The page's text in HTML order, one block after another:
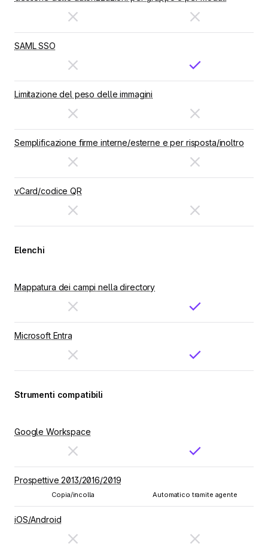
SAML SSO
Limitazione del peso delle immagini
Semplificazione firme interne/esterne e per risposta/inoltro
vCard/codice QR
Elenchi
Mappatura dei campi nella directory
Microsoft Entra
Strumenti compatibili
Google Workspace
Prospettive 2013/2016/2019
Copia/incolla Automatico tramite agente
iOS/Android